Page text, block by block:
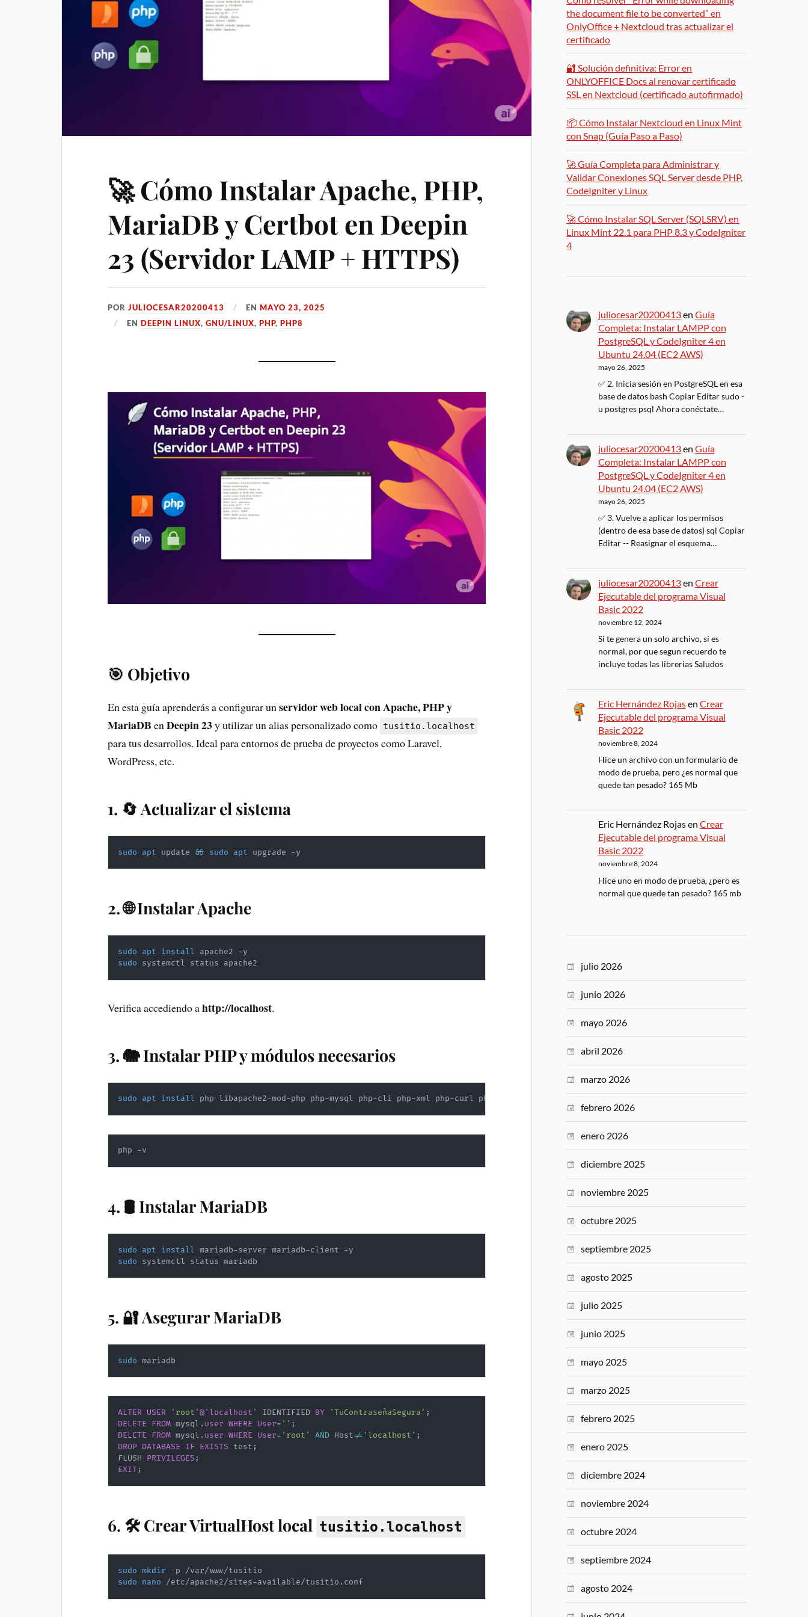
🚀 Cómo Instalar Apache, PHP,
MariaDB y Certbot en Deepin
23 (Servidor LAMP + HTTPS)
PORJULIOCESAR20200413 ENMAYO 23, 2025
ENDEEPIN LINUX,GNU/LINUX,PHP,PHP8
🎯 Objetivo
En esta guía aprenderás a configurar unservidor web local con Apache, PHP y
MariaDB enDeepin 23y utilizar un alias personalizado como tusitio.localhost
para tus desarrollos. Ideal para entornos de prueba de proyectos como Laravel,
WordPress, etc.
1. 🔄 Actualizar el sistema
sudo apt update && sudo apt upgrade -y
2. 🌐 Instalar Apache
sudo apt install
sudo systemctl status apache2
Verifica accediendo ahttp://localhost.
3. 🐘 Instalar PHP y módulos necesarios
sudo apt install php libapache2-mod-php php-mysql php-cli php-xml php-curl php-mbstring php-zip php-gd -y
php -v
4. 🛢️ Instalar MariaDB
sudo apt install
sudo systemctl status mariadb
5. 🔐 Asegurar MariaDB
sudo mariadb
ALTER USER 'root'@'localhost' IDENTIFIED BY 'TuContraseñaSegura' ;
DELETE
FROM mysql . user WHERE User= '' ;
DELETE
FROM mysql . user WHERE User= 'root' AND Host!= 'localhost' ;
DROP DATABASE IF EXISTS test ;
FLUSH PRIVILEGES ;
EXIT;
6. 🛠️ Crear VirtualHost local tusitio.localhost
sudo mkdir
sudo
nano /etc/apache2/sites-available/tusitio.conf
the document file to be converted” en
OnlyOffice + Nextcloud tras actualizar el
certificado
🔐 Solución definitiva: Error en
ONLYOFFICE Docs al renovar certificado
SSL en Nextcloud (certificado autofirmado)
📦 Cómo Instalar Nextcloud en Linux Mint
con Snap (Guía Paso a Paso)
🚀 Guía Completa para Administrar y
Validar Conexiones SQL Server desde PHP,
CodeIgniter y Linux
🚀 Cómo Instalar SQL Server (SQLSRV) en
Linux Mint 22.1 para PHP 8.3 y CodeIgniter
4
juliocesar20200413en Guía
Completa: Instalar LAMPP con
PostgreSQL y CodeIgniter 4 en
Ubuntu 24.04 (EC2 AWS)
mayo 26, 2025
✅ 2. Inicia sesión en PostgreSQL en esa
base de datos bash Copiar Editar sudo -
u postgres psql Ahora conéctate…
juliocesar20200413en Guía
Completa: Instalar LAMPP con
PostgreSQL y CodeIgniter 4 en
Ubuntu 24.04 (EC2 AWS)
mayo 26, 2025
✅ 3. Vuelve a aplicar los permisos
(dentro de esa base de datos) sql Copiar
Editar -- Reasignar el esquema…
juliocesar20200413en Crear
Ejecutable del programa Visual
Basic 2022
noviembre 12, 2024
Si te genera un solo archivo, si es
normal, por que segun recuerdo te
incluye todas las librerias Saludos
Eric Hernández Rojasen Crear
Ejecutable del programa Visual
Basic 2022
noviembre 8, 2024
Hice un archivo con un formulario de
modo de prueba, pero ¿es normal que
quede tan pesado? 165 Mb
Eric Hernández Rojasen Crear
Ejecutable del programa Visual
Basic 2022
noviembre 8, 2024
Hice uno en modo de prueba, ¿pero es
normal que quede tan pesado? 165 mb
julio 2026
junio 2026
mayo 2026
abril 2026
marzo 2026
febrero 2026
enero 2026
diciembre 2025
noviembre 2025
octubre 2025
septiembre 2025
agosto 2025
julio 2025
junio 2025
mayo 2025
marzo 2025
febrero 2025
enero 2025
diciembre 2024
noviembre 2024
octubre 2024
septiembre 2024
agosto 2024